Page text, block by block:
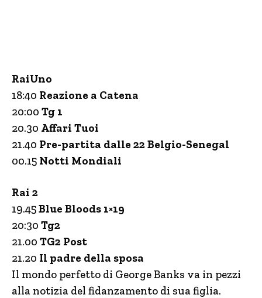
RaiUno
18:40 Reazione a Catena
20:00 Tg 1
20.30 Affari Tuoi
21.40 Pre-partita dalle 22 Belgio-Senegal
00.15 Notti Mondiali
Rai 2
19.45Blue Bloods 1×19
20:30 Tg2
21.00 TG2 Post
21.20 Il padre della sposa
Il mondo perfetto di George Banks va in pezzi
alla notizia del fidanzamento di sua figlia.